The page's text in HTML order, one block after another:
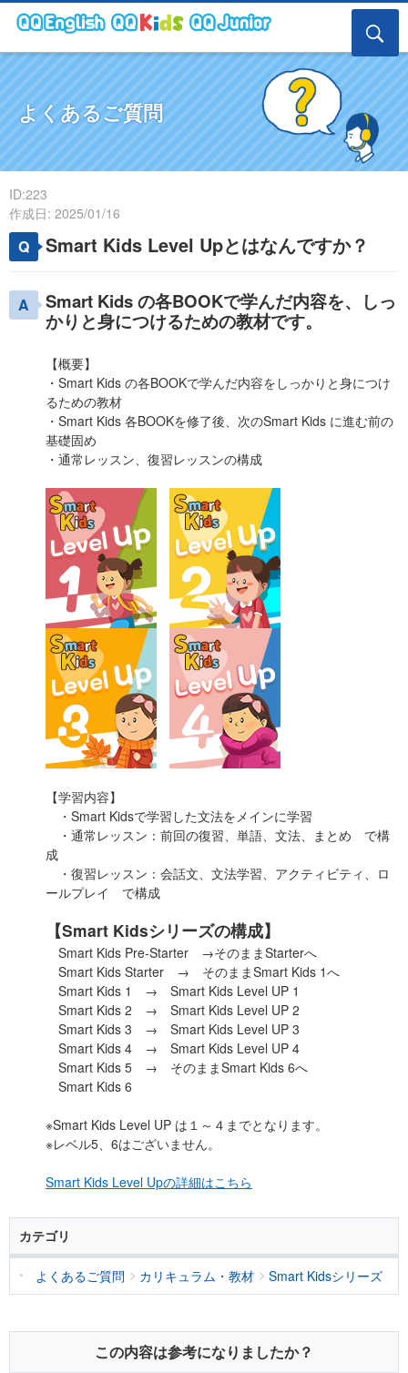
よくあるご質問
ID:223
作成日: 2025/01/16
Smart Kids Level Upとはなんですか？
Smart Kids の各BOOKで学んだ内容を、しっ
かりと身につけるための教材です。
【概要】
・Smart Kids の各BOOKで学んだ内容をしっかりと身につけ
るための教材
・Smart Kids 各BOOKを修了後、次のSmart Kids に進む前の
基礎固め
・通常レッスン、復習レッスンの構成
【学習内容】
・Smart Kidsで学習した文法をメインに学習
・通常レッスン：前回の復習、単語、文法、まとめ で構
成
・復習レッスン：会話文、文法学習、アクティビティ、ロ
ールプレイ で構成
【Smart Kidsシリーズの構成】
Smart Kids Pre-Starter →そのままStarterへ
Smart Kids Starter → そのままSmart Kids 1へ
Smart Kids 1 → Smart Kids Level UP 1
Smart Kids 2 → Smart Kids Level UP 2
Smart Kids 3 → Smart Kids Level UP 3
Smart Kids 4 → Smart Kids Level UP 4
Smart Kids 5 → そのままSmart Kids 6へ
Smart Kids 6
※Smart Kids Level UP は１～４までとなります。
※レベル5、6はございません。
Smart Kids Level Upの詳細はこちら
カテゴリ
よくあるご質問 カリキュラム・教材 Smart Kidsシリーズ
この内容は参考になりましたか？